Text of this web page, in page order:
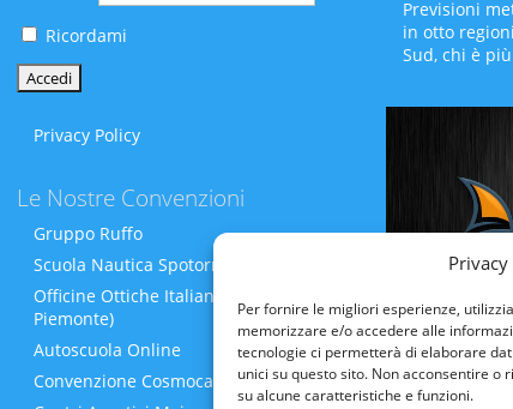
Privacy
Per fornire le migliori esperienze,
memorizzare e/o accedere alle
tecnologie ci permetterà di elaborare
unici su questo sito. Non acconsentire
su alcune caratteristiche e funzioni.
Ricordami
Privacy Policy
Le Nostre Convenzioni
Gruppo Ruffo
Scuola Nautica Spotornoli
Officine Ottiche Italiane (Liguria-
Piemonte)
Autoscuola Online
Convenzione Cosmocare
Previsioni
in otto
Sud, chi è
Rinnovo